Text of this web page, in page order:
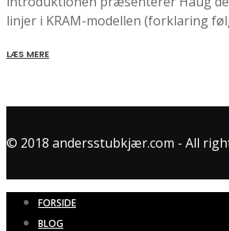
linjer i KRAM-modellen (forklaring
LÆS MERE
© 2018 andersstubkjær.com - All
FORSIDE
BLOG